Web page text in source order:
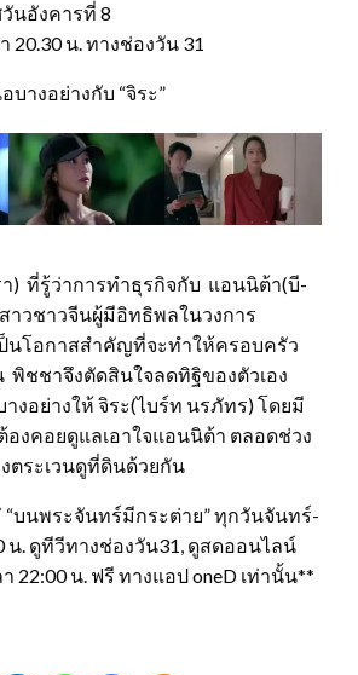
นอังคารที่ 8
20.30 น. ทางช่องวัน 31
บางอย่างกับ “จิระ”
) ที่รู้ว่าการทำธุรกิจกับ แอนนิต้า(บี-
าวชาวจีนผู้มีอิทธิพลในวงการ
นโอกาสสำคัญที่จะทำให้ครอบครัว
พิชชาจึงตัดสินใจลดทิฐิของตัวเอง
งอย่างให้ จิระ(ไบร์ท นรภัทร) โดยมี
องคอยดูแลเอาใจแอนนิต้า ตลอดช่วง
งตระเวนดูที่ดินด้วยกัน
บนพระจันทร์มีกระต่าย” ทุกวันจันทร์-
น. ดูทีวีทางช่องวัน31, ดูสดออนไลน์
22:00 น. ฟรี ทางแอป oneD เท่านั้น**